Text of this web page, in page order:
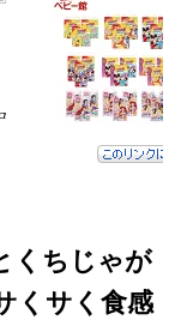
くちじゃが
くサく食感